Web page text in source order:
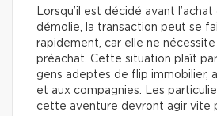
Lorsqu’il est décidé avant
démolie, la transaction peut se
rapidement, car elle ne nécessite
préachat. Cette situation plaît
gens adeptes de flip immobilier,
et aux compagnies. Les
cette aventure devront agir vite